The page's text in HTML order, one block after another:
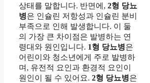
상태를 말합니다. 반면에, 2형 당뇨
병은 인슐린 저항성과 인슐린 분비
부족으로 인해 발생합니다. 이 둘
의 가장 큰 차이점은 발병하는 연
령대와 원인입니다. 1형 당뇨병은
어린이와 청소년에게 주로 발병하
며, 유전적 요인과 환경적 요인이
원인이 될 수 있어요. 2형 당뇨병은